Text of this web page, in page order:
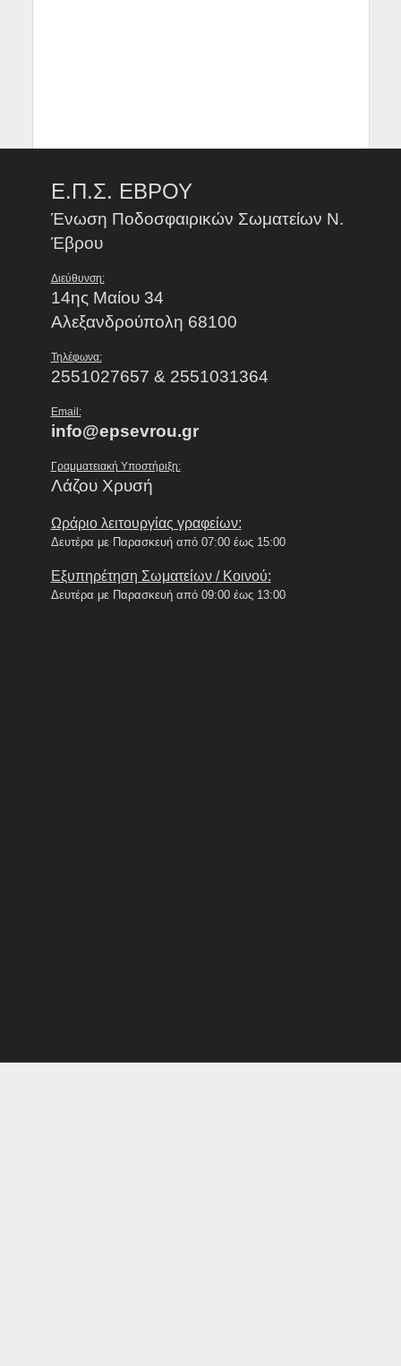
Ε.Π.Σ. ΕΒΡΟΥ
Ένωση Ποδοσφαιρικών Σωματείων Ν.
Έβρου
Διεύθυνση:
14ης Μαίου 34
Αλεξανδρούπολη 68100
Τηλέφωνα:
2551027657 & 2551031364
Email:
info@epsevrou.gr
Γραμματειακή Υποστήριξη:
Λάζου Χρυσή
Ωράριο λειτουργίας γραφείων:
Δευτέρα με Παρασκευή από 07:00 έως 15:00
Εξυπηρέτηση Σωματείων / Κοινού:
Δευτέρα με Παρασκευή από 09:00 έως 13:00